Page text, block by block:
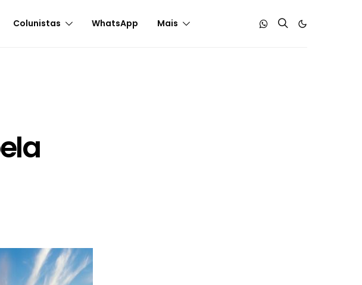
Colunistas WhatsApp Mais